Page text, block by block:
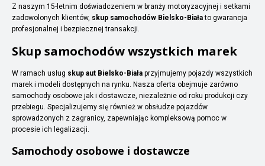
Z naszym 15-letnim doświadczeniem w branży motoryzacyjnej i setkami
zadowolonych klientów, skup samochodów Bielsko-Białato gwarancja
profesjonalnej i bezpiecznej transakcji.
Skup samochodów wszystkich marek
W ramach usług skup aut Bielsko-Biała przyjmujemy pojazdy wszystkich
marek i modeli dostępnych na rynku. Nasza oferta obejmuje zarówno
samochody osobowe jak i dostawcze, niezależnie od roku produkcji czy
przebiegu. Specjalizujemy się również w obsłudze pojazdów
sprowadzonych z zagranicy, zapewniając kompleksową pomoc w
procesie ich legalizacji.
Samochody osobowe i dostawcze